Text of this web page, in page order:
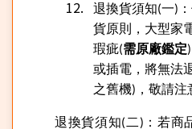
退換貨須知(一)
貨原則，大型家
瑕疵(需原廠鑑定)
或插電，將無法
之舊機) ，敬請注
退換貨須知( 二 ) ： 若商